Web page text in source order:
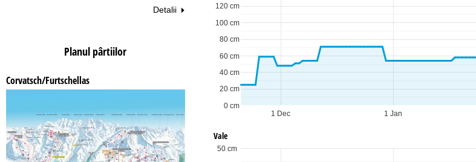
Detalii
Planul pârtiilor
Corvatsch/Furtschellas
1 Dec 1 Jan
0 cm
20 cm
40 cm
60 cm
80 cm
100 cm
120 cm
Vale
50 cm